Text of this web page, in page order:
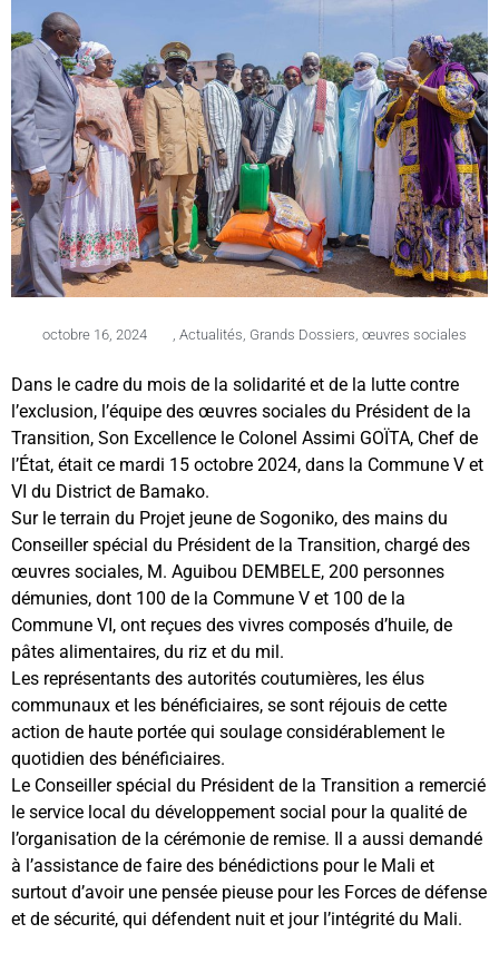
octobre 16, 2024 Actualités Grands Dossiers œuvres sociales
Dans le cadre du mois de la solidarité et de la lutte contre
l’exclusion, l’équipe des œuvres sociales du Président de la
Transition, Son Excellence le Colonel Assimi GOÏTA, Chef de
l’État, était ce mardi 15 octobre 2024, dans la Commune V et
VI du District de Bamako.
Sur le terrain du Projet jeune de Sogoniko, des mains du
Conseiller spécial du Président de la Transition, chargé des
œuvres sociales, M. Aguibou DEMBELE, 200 personnes
démunies, dont 100 de la Commune V et 100 de la
Commune VI, ont reçues des vivres composés d’huile, de
pâtes alimentaires, du riz et du mil.
Les représentants des autorités coutumières, les élus
communaux et les bénéficiaires, se sont réjouis de cette
action de haute portée qui soulage considérablement le
quotidien des bénéficiaires.
Le Conseiller spécial du Président de la Transition a remercié
le service local du développement social pour la qualité de
l’organisation de la cérémonie de remise. Il a aussi demandé
à l’assistance de faire des bénédictions pour le Mali et
surtout d’avoir une pensée pieuse pour les Forces de défense
et de sécurité, qui défendent nuit et jour l’intégrité du Mali.